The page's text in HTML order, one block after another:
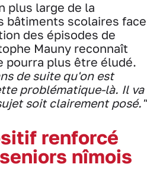
plus large de la
bâtiments scolaires face
des épisodes de
Mauny reconnaît
pourra plus être éludé.
de suite qu'on est
problématique-là. Il va
soit clairement posé."
renforcé
nîmois